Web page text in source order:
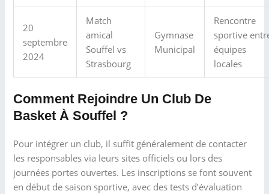
20
septembre
2024
Match
amical
Souffel vs
Strasbourg
Gymnase
Municipal
Rencontre
sportive
équipes
locales
Comment Rejoindre Un Club De
Basket À Souffel ?
Pour intégrer un club, il suffit généralement de contacter
les responsables via leurs sites officiels ou lors des
journées portes ouvertes. Les inscriptions se font souvent
en début de saison sportive, avec des tests d’évaluation